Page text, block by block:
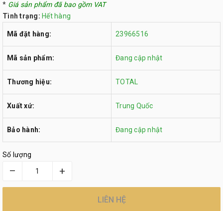
* Giá sản phẩm đã bao gồm VAT
Tình trạng: Hết hàng
Mã đặt hàng: 23966516
Mã sản phẩm: Đang cập nhật
Thương hiệu: TOTAL
Xuất xứ: Trung Quốc
Bảo hành: Đang cập nhật
Số lượng
– +
LIÊN HỆ